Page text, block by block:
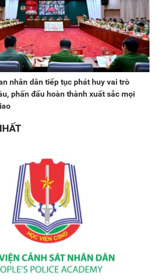
nhân dân tiếp tục phát huy vai trò
phấn đấu hoàn thành xuất sắc mọi